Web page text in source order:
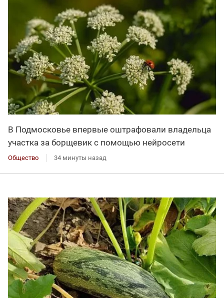
В Подмосковье впервые оштрафовали владельца
участка за борщевик с помощью нейросети
Общество 34 минуты назад